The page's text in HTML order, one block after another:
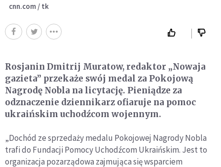
cnn.com / tk
Rosjanin Dmitrij Muratow, redaktor „Nowaja
gazieta” przekaże swój medal za Pokojową
Nagrodę Nobla na licytację. Pieniądze za
odznaczenie dziennikarz ofiaruje na pomoc
ukraińskim uchodźcom wojennym.
„Dochód ze sprzedaży medalu Pokojowej Nagrody Nobla
trafi do Fundacji Pomocy Uchodźcom Ukraińskim. Jest to
organizacja pozarządowa zajmująca się wsparciem